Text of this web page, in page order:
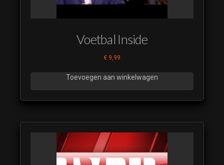
Voetbal Inside
€ 9,99
Toevoegen aan winkelwagen